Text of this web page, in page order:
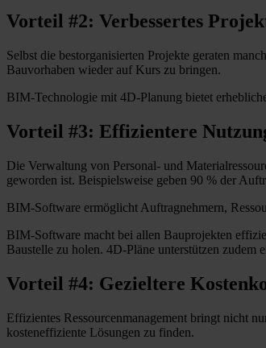
Vorteil #2: Verbessertes
Selbst die bestorganisierten Projekte geraten
Bauvorhaben wieder auf Kurs zu bringen.
BIM-Technologie mit 4D-Planung bietet
Vorteil #3: Effizientere
Die Verwaltung von Personal- und
geworden ist. Beispielsweise geben 90 % der
BIM-Software ermöglicht Auftragnehmern,
BIM-Software macht bei allen Bauprojekten
Baustelle zu holen. 4D-Pläne unterstützen
Vorteil #4: Gezieltere
Effizientes Ressourcenmanagement bringt nicht
kosteneffiziente Lösungen zu finden.